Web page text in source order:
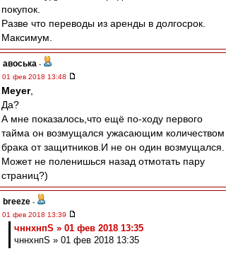
покупок.
Разве что переводы из аренды в долгосрок.
Максимум.
авоська -
01 фев 2018 13:48
Meyer,
Да?
А мне показалось,что ещё по-ходу первого
тайма он возмущался ужасающим количеством
брака от защитников.И не он один возмущался.
Может не поленишься назад отмотать пару
страниц?)
breeze -
01 фев 2018 13:39
чннхнпS » 01 фев 2018 13:35
чннхнпS » 01 фев 2018 13:35